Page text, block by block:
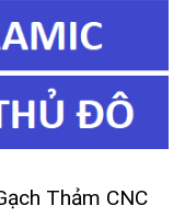
Thảm CNC